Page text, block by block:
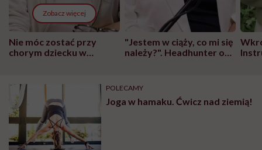
Zobacz więcej
Nie móc zostać przy
chorym dziecku w
może chyba tylko
głupota i brak
wyobraźni"
"Jestem w ciąży, co mi się
należy?". Headhunter o
pracy
POLECAMY
Joga w hamaku. Ćwicz nad ziemią!